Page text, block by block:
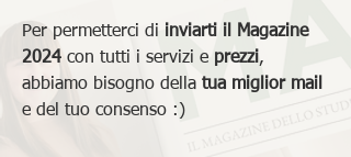
Per permetterci di inviarti il Magazine
2024 con tutti i servizi e prezzi,
abbiamo bisogno della tua miglior mail
e del tuo consenso :)